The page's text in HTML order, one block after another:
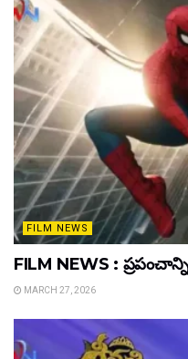
FILM NEWS
FILM NEWS :
MARCH 27, 2026